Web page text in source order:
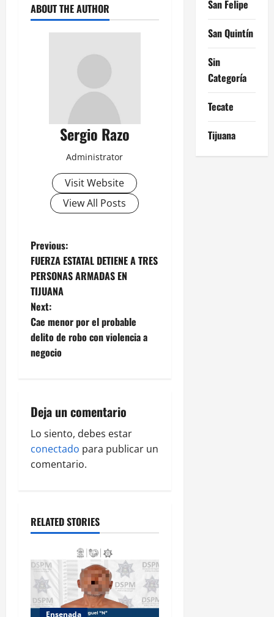
ABOUT THE AUTHOR
Sergio Razo
Administrator
Visit Website
View All Posts
P
o
s
t
n
v
i
g
i
o
n
Previous:
FUERZA ESTATAL DETIENE A TRES
PERSONAS ARMADAS EN
TIJUANA
Next:
Cae menor por el probable
delito de robo con violencia a
negocio
Deja un comentario
Lo siento, debes estar
conectado para publicar un
comentario.
RELATED STORIES
Ensenada
San Felipe
San Quintín
Sin
Categoría
Tecate
Tijuana